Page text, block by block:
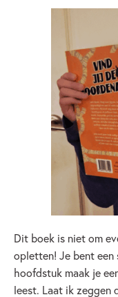
Dit boek is niet om
opletten! Je bent een
hoofdstuk maak je
leest. Laat ik zeggen